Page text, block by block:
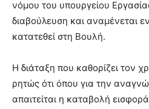
νόμου του υπουργείου
διαβούλευση και αναμένεται
κατατεθεί στη Βουλή.
Η διάταξη που καθορίζει τον
ρητώς ότι όπου για την
απαιτείται η καταβολή